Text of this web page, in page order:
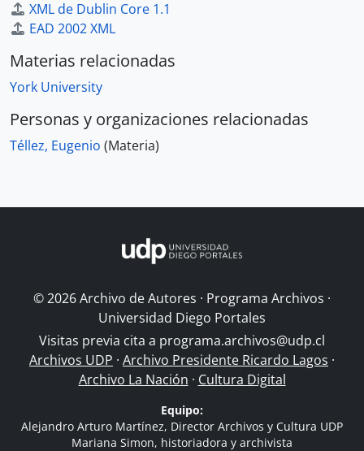
XML de Dublin Core 1.1
EAD 2002 XML
Materias relacionadas
York University
Personas y organizaciones relacionadas
Téllez, Eugenio (Materia)
© 2026 Archivo de Autores · Programa Archivos ·
Universidad Diego Portales
Visitas previa cita a programa.archivos@udp.cl
Archivos UDP · Archivo Presidente Ricardo Lagos ·
Archivo La Nación · Cultura Digital
Equipo:
Alejandro Arturo Martínez, Director Archivos y Cultura UDP
Mariana Simon, historiadora y archivista